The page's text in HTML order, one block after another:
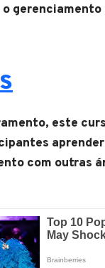
gerenciamento
este
com outras